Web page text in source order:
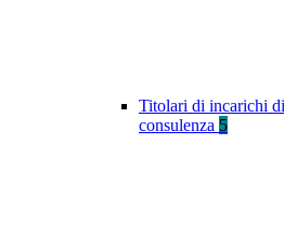
Titolari di incarichi
consulenza 5